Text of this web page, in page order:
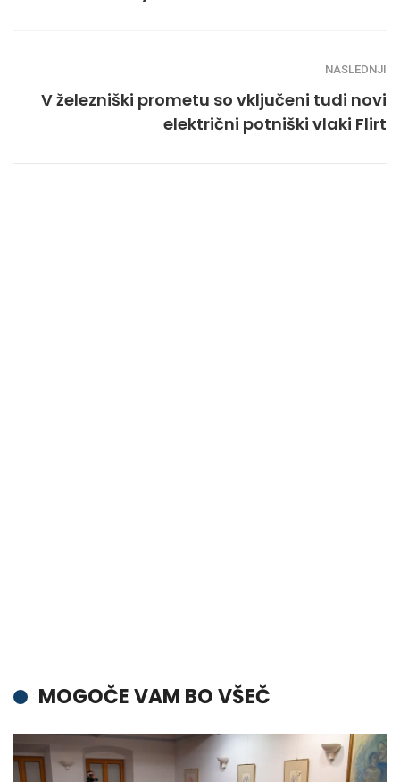
NASLEDNJI
V železniški prometu so vključeni tudi novi
električni potniški vlaki Flirt
MOGOČE VAM BO VŠEČ